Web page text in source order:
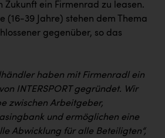
Zukunft ein Firmenrad zu leasen.
(16-39 Jahre) stehen dem Thema
gegenüber, so das
haben mit Firmenradl ein
INTERSPORT gegründet. Wir
zwischen Arbeitgeber,
und ermöglichen eine
Abwicklung für alle Beteiligten“,